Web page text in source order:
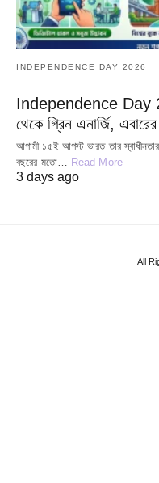
INDEPENDENCE DAY 2026
Independence Day
থেকে গ্রিন এনার্জি,
আগামী ১৫ই আগস্ট ভারত তার
বছরের মতো… Read More
3 days ago
All